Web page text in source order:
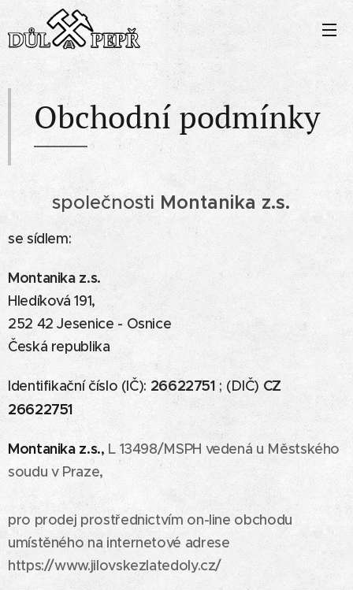
Obchodní podmínky
společnosti Montanika z.s.
se sídlem:
Montanika z.s.
Hledíková 191,
252 42 Jesenice - Osnice
Česká republika
Identifikační číslo (IČ):26622751 ; (DIČ)CZ
26622751
Montanika z.s., L 13498/MSPH vedená u Městského
soudu v Praze,
pro prodej prostřednictvím on-line obchodu
umístěného na internetové adrese
https://www.jilovskezlatedoly.cz/